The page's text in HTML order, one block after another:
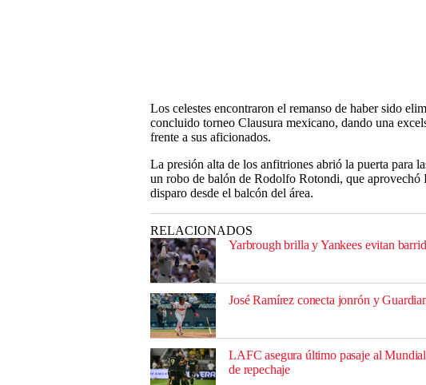
Los celestes encontraron el remanso de haber sido
concluido torneo Clausura mexicano, dando una
frente a sus aficionados.
La presión alta de los anfitriones abrió la puerta para
un robo de balón de Rodolfo Rotondi, que aprovechó
disparo desde el balcón del área.
RELACIONADOS
Yarbrough brilla y Yankees evitan
José Ramírez conecta jonrón y
LAFC asegura último pasaje al
de repechaje